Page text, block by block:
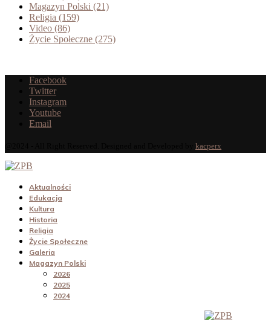
Magazyn Polski (21)
Religia (159)
Video (86)
Życie Społeczne (275)
Facebook
Twitter
Instagram
Youtube
Email
kacperx
Aktualności
Edukacja
Kultura
Historia
Religia
Życie Społeczne
Galeria
Magazyn Polski
2026
2025
2024